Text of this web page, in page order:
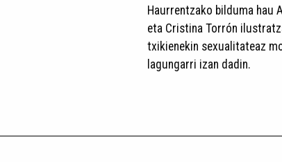
Haurrentzako bilduma hau
eta Cristina Torrón
txikienekin sexualitateaz
lagungarri izan dadin.